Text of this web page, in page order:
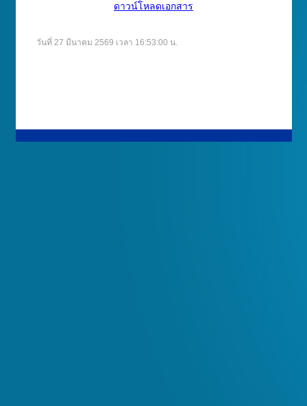
ดาวน์โหลดเอกสาร
วันที่ 27 มีนาคม 2569 เวลา 16:53:00 น.